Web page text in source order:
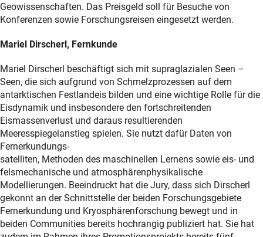
Geowissenschaften. Das Preisgeld soll für Besuche von
Konferenzen sowie Forschungsreisen eingesetzt werden.
Mariel Dirscherl, Fernkunde
Mariel Dirscherl beschäftigt sich mit supraglazialen Seen –
Seen, die sich aufgrund von Schmelzprozessen auf dem
antarktischen Festlandeis bilden und eine wichtige Rolle für die
Eisdynamik und insbesondere den fortschreitenden
Eismassenverlust und daraus resultierenden
Meeresspiegelanstieg spielen. Sie nutzt dafür Daten von
Fernerkundungs-
satelliten, Methoden des maschinellen Lernens sowie eis- und
felsmechanische und atmosphärenphysikalische
Modellierungen. Beeindruckt hat die Jury, dass sich Dirscherl
gekonnt an der Schnittstelle der beiden Forschungsgebiete
Fernerkundung und Kryosphärenforschung bewegt und in
beiden Communities bereits hochrangig publiziert hat. Sie hat